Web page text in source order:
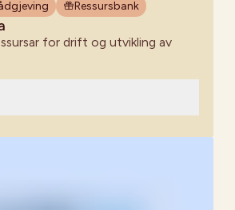
Ressursbank
for drift og utvikling av